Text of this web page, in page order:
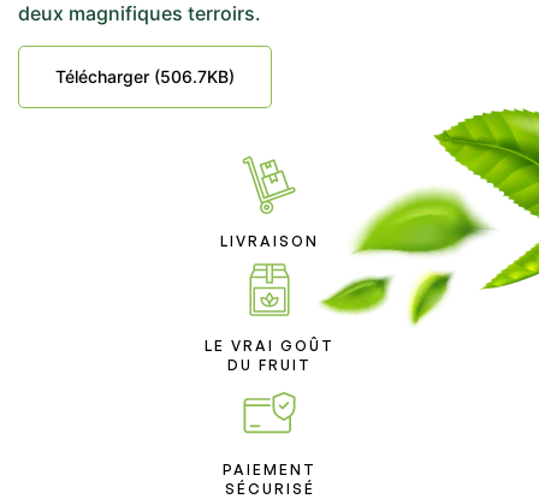
deux magnifiques terroirs.
Télécharger (506.7KB)
LIVRAISON
LE VRAI GOÛT
DU FRUIT
PAIEMENT
SÉCURISÉ